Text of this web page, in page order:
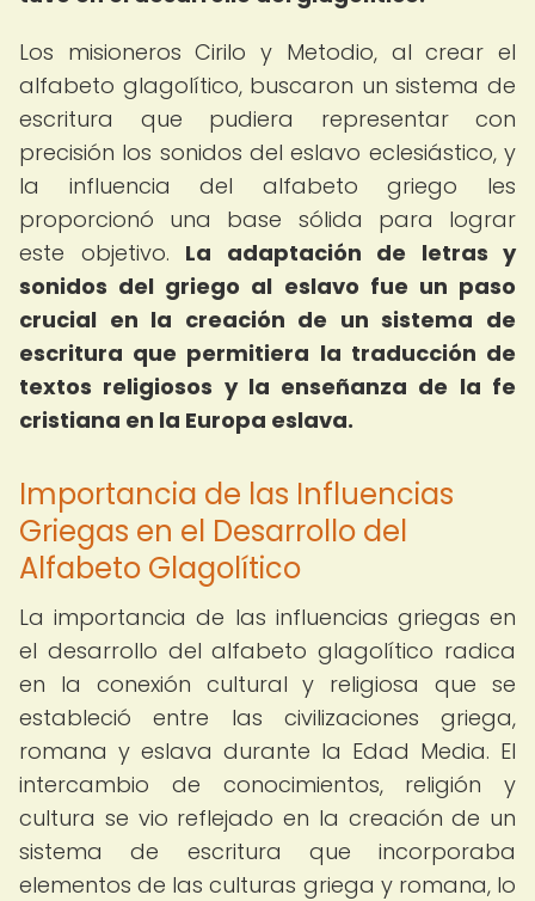
Los misioneros Cirilo y Metodio, al crear el
alfabeto glagolítico, buscaron un sistema de
escritura que pudiera representar con
precisión los sonidos del eslavo eclesiástico, y
la influencia del alfabeto griego les
proporcionó una base sólida para lograr
este objetivo. La adaptación de letras y
sonidos del griego al eslavo fue un paso
crucial en la creación de un sistema de
escritura que permitiera la traducción de
textos religiosos y la enseñanza de la fe
cristiana en la Europa eslava.
Importancia de las Influencias
Griegas en el Desarrollo del
Alfabeto Glagolítico
La importancia de las influencias griegas en
el desarrollo del alfabeto glagolítico radica
en la conexión cultural y religiosa que se
estableció entre las civilizaciones griega,
romana y eslava durante la Edad Media. El
intercambio de conocimientos, religión y
cultura se vio reflejado en la creación de un
sistema de escritura que incorporaba
elementos de las culturas griega y romana, lo